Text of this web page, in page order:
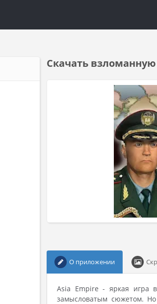
Скачать
О приложении
Asia Empire - яркая игра
замысловатым сюжетом.